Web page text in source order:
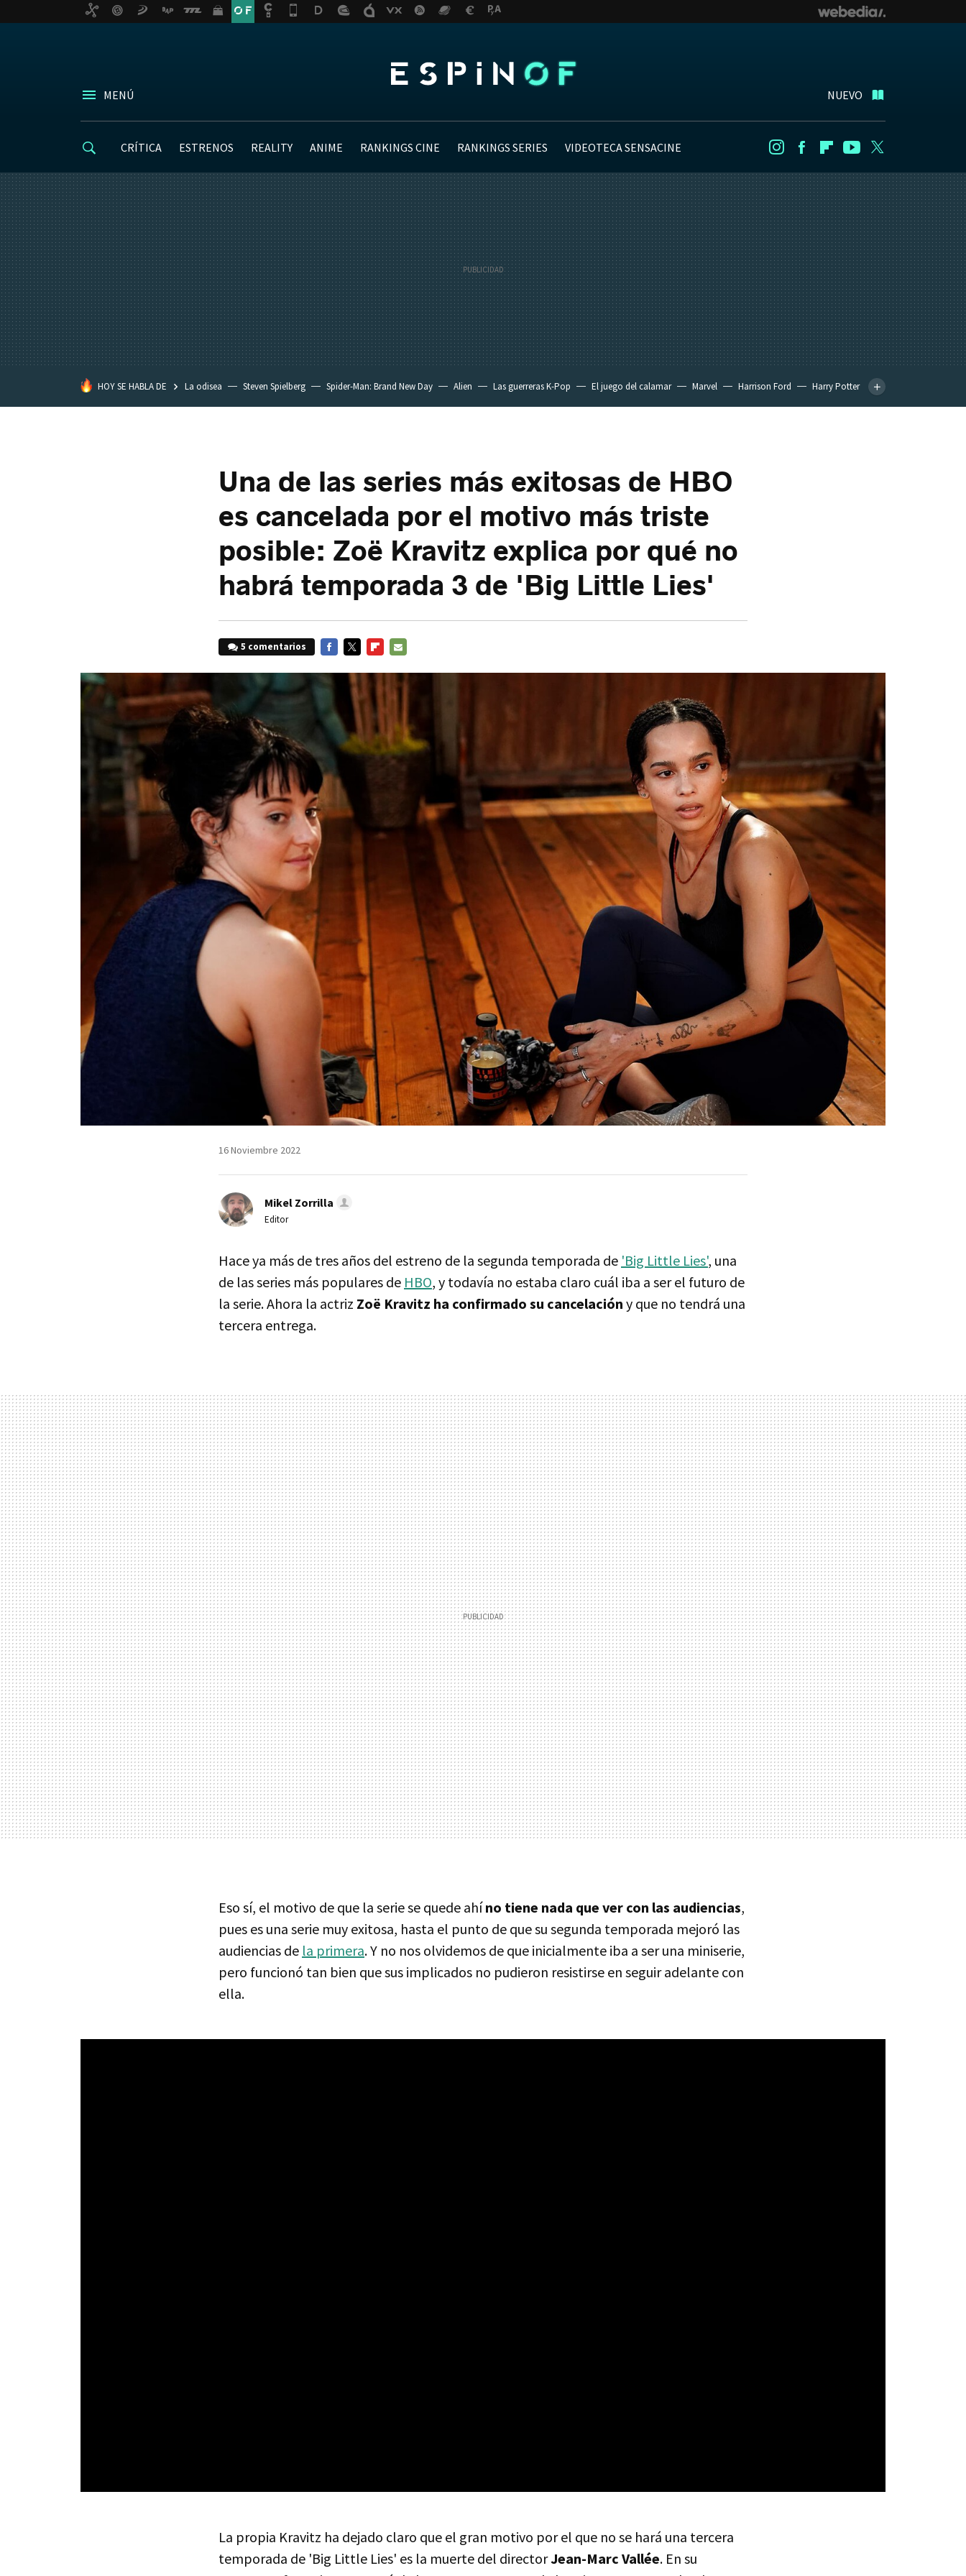
MENÚ NUEVO
CRÍTICA ESTRENOS REALITY ANIME RANKINGS CINE RANKINGS SERIES VIDEOTECA SENSACINE InstagramFacebookFlipboard
Youtube
HOY SE HABLA DE La odisea Steven Spielberg Spider-Man: Brand New Day Alien Las guerreras K-Pop El juego del calamar Marvel Harrison Ford
Harry Potter
Una de las series más exitosas de HBO
es cancelada por el motivo más triste
posible: Zoë Kravitz explica por qué no
habrá temporada 3 de 'Big Little Lies'
5 comentarios
MAIL
16 Noviembre 2022
Mikel Zorrilla
Editor
Hace ya más de tres años del estreno de la segunda temporada de 'Big Little Lies', una
de las series más populares de HBO, y todavía no estaba claro cuál iba a ser el futuro de
la serie. Ahora la actriz Zoë Kravitz ha confirmado su cancelación y que no tendrá una
tercera entrega.
Eso sí, el motivo de que la serie se quede ahíno tiene nada que ver con las audiencias,
pues es una serie muy exitosa, hasta el punto de que su segunda temporada mejoró las
audiencias de la primera. Y no nos olvidemos de que inicialmente iba a ser una miniserie,
pero funcionó tan bien que sus implicados no pudieron resistirse en seguir adelante con
ella.
La propia Kravitz ha dejado claro que el gran motivo por el que no se hará una tercera
temporada de 'Big Little Lies' es la muerte del directorJean-Marc Vallée. En su